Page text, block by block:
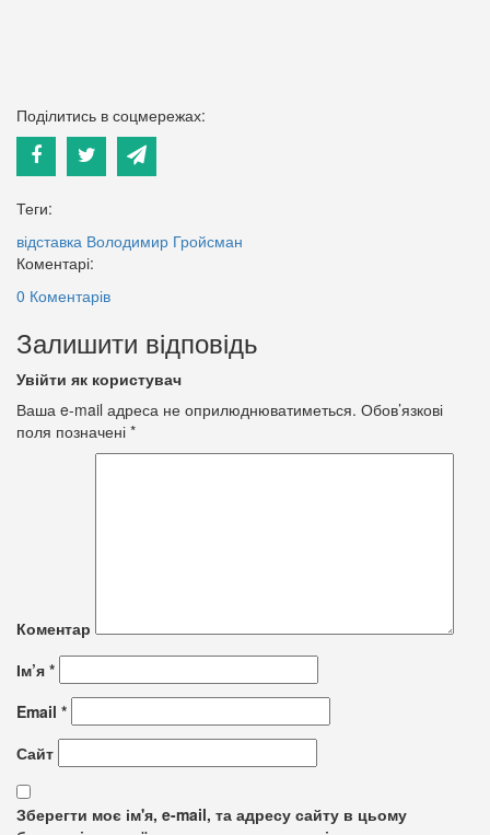
Поділитись в соцмережах:
Теги:
відставка Володимир Гройсман
Коментарі:
0 Коментарів
Залишити відповідь
Увійти як користувач
Ваша e-mail адреса не оприлюднюватиметься. Обов’язкові
поля позначені *
Коментар
Ім’я *
Email *
Сайт
Зберегти моє ім'я, e-mail, та адресу сайту в цьому